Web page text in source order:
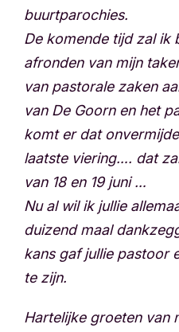
buurtparochies.
De komende tijd zal ik
afronden van mijn
van pastorale zaken
van De Goorn en het
komt er dat
laatste viering…. dat
van 18 en 19 juni …
Nu al wil ik jullie
duizend maal
kans gaf jullie pastoor
te zijn.
Hartelijke groeten van